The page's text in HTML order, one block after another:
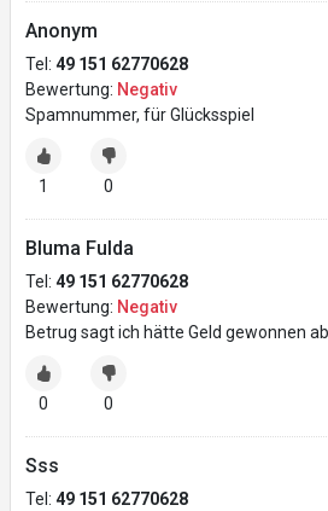
Anonym
Tel: 49 151 62770628
Bewertung: Negativ
Spamnummer, für Glücksspiel
1 0
Bluma Fulda
Tel: 49 151 62770628
Bewertung: Negativ
Betrug sagt ich hätte Geld gewonnen
0 0
Sss
Tel: 49 151 62770628